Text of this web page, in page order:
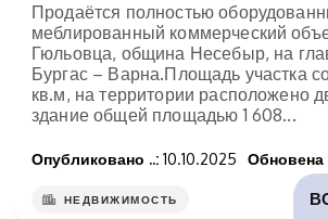
Продаётся полностью
меблированный коммерческий
Гюльовца, община Несебыр, на
Бургас – Варна.Площадь участка
кв.м, на территории расположено
здание общей площадью 1 608...
Опубликовано ..: 10.10.2025 Обновена
НЕДВИЖИМОСТЬ